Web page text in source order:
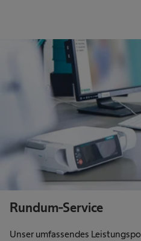
Rundum-Service
Unser umfassendes